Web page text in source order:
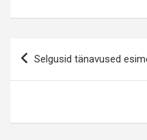
Navigeerimine
Selgusid tänavused